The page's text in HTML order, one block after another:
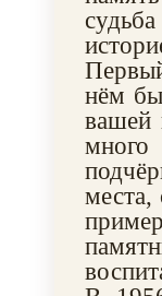
нём
вашей
места,